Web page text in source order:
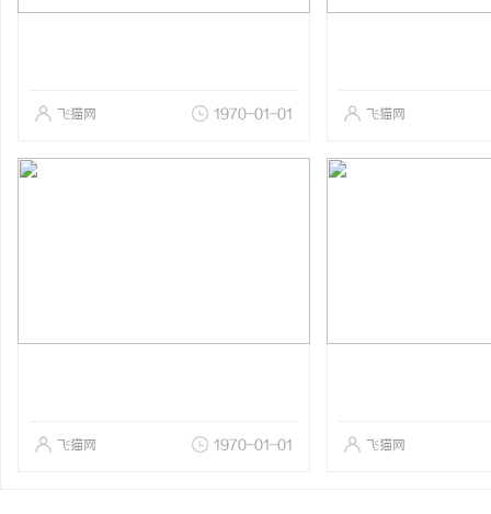
飞猫网 1970-01-01 飞猫网
飞猫网 1970-01-01 飞猫网